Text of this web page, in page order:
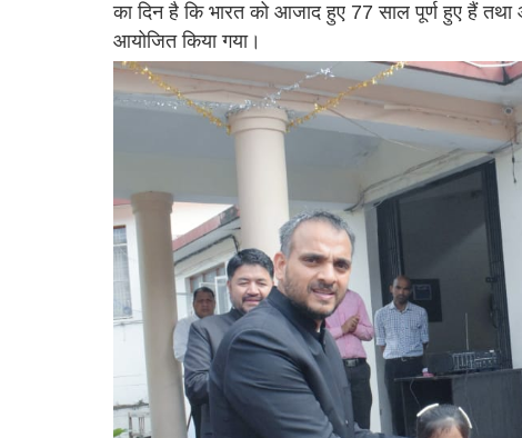
का दिन है कि भारत को आजाद हुए 77 साल पूर्ण हुए हैं तथा
आयोजित किया गया।